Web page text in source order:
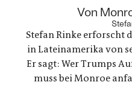
gerade als eine der
Trauer und
Von
Stefan Rinke erforscht
in Lateinamerika von
Er sagt: Wer Trumps
muss bei Monroe